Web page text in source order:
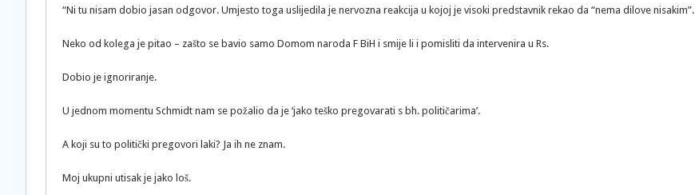
“Ni tu nisam dobio jasan odgovor. Umjesto toga uslijedila je nervozna reakcija u kojoj je visoki predstavnik rekao da “nema dilove nisakim”.
Neko od kolega je pitao – zašto se bavio samo Domom naroda F BiH i smije li i pomisliti da intervenira u Rs.
Dobio je ignoriranje.
U jednom momentu Schmidt nam se požalio da je ‘jako teško pregovarati s bh. političarima’.
A koji su to politički pregovori laki? Ja ih ne znam.
Moj ukupni utisak je jako loš.